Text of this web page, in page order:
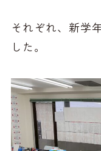
それぞれ、新学
した。